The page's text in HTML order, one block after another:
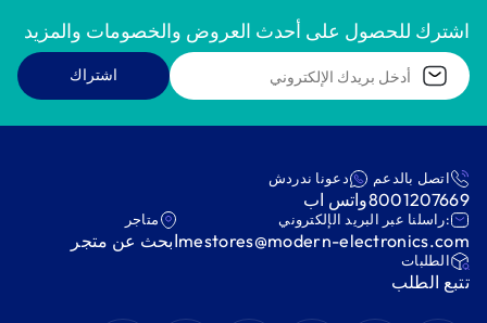
اشترك للحصول على أحدث العروض والخصومات والمزيد
اشتراك
اتصل بالدعم
8001207669
دعونا ندردش
واتس اب
:راسلنا عبر البريد الإلكتروني
mestores@modern-electronics.com
متاجر
ابحث عن متجر
‫الطلبات‬
‫تتبع الطلب‬